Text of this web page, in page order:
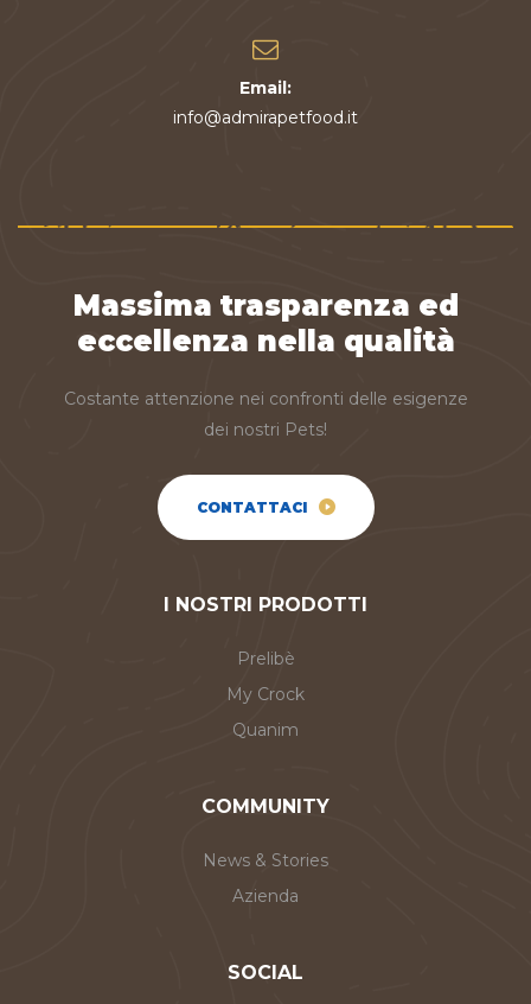
Email:
info@admirapetfood.it
Massima trasparenza ed
eccellenza nella qualità
Costante attenzione nei confronti delle esigenze
dei nostri Pets!
CONTATTACI
I NOSTRI PRODOTTI
Prelibè
My Crock
Quanim
COMMUNITY
News & Stories
Azienda
SOCIAL